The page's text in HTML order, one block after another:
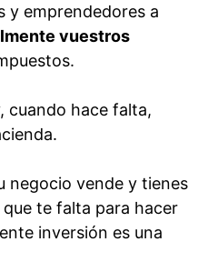
y emprendedores a
vuestros
cuando hace falta,
negocio vende y tienes
te falta para hacer
inversión es una